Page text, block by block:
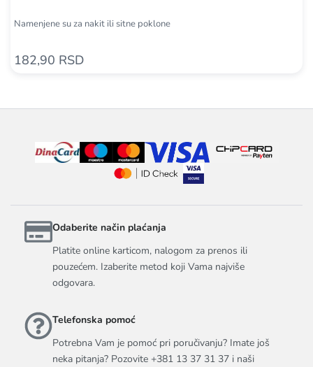
Namenjene su za nakit ili sitne poklone
182,90 RSD
Odaberite način plaćanja
Platite online karticom, nalogom za prenos ili
pouzećem. Izaberite metod koji Vama najviše
odgovara.
Telefonska pomoć
Potrebna Vam je pomoć pri poručivanju? Imate još
neka pitanja? Pozovite +381 13 37 31 37 i naši